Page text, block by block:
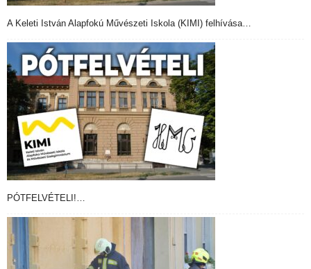
A Keleti István Alapfokú Művészeti Iskola (KIMI) felhívása…
PÓTFELVÉTELI!…